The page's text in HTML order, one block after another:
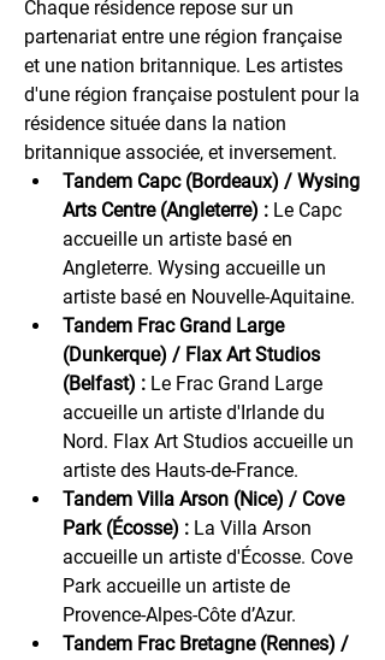
Chaque résidence repose sur un
partenariat entre une région française
et une nation britannique. Les artistes
d'une région française postulent pour la
résidence située dans la nation
britannique associée, et inversement.
Tandem Capc (Bordeaux) / Wysing
Arts Centre (Angleterre) : Le Capc
accueille un artiste basé en
Angleterre. Wysing accueille un
artiste basé en Nouvelle-Aquitaine.
Tandem Frac Grand Large
(Dunkerque) / Flax Art Studios
(Belfast) : Le Frac Grand Large
accueille un artiste d'Irlande du
Nord. Flax Art Studios accueille un
artiste des Hauts-de-France.
Tandem Villa Arson (Nice) / Cove
Park (Écosse) : La Villa Arson
accueille un artiste d'Écosse. Cove
Park accueille un artiste de
Provence-Alpes-Côte d’Azur.
Tandem Frac Bretagne (Rennes) /